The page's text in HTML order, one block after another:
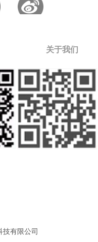
公司介绍
联系我们
社会责任
关于我们
技有限公司